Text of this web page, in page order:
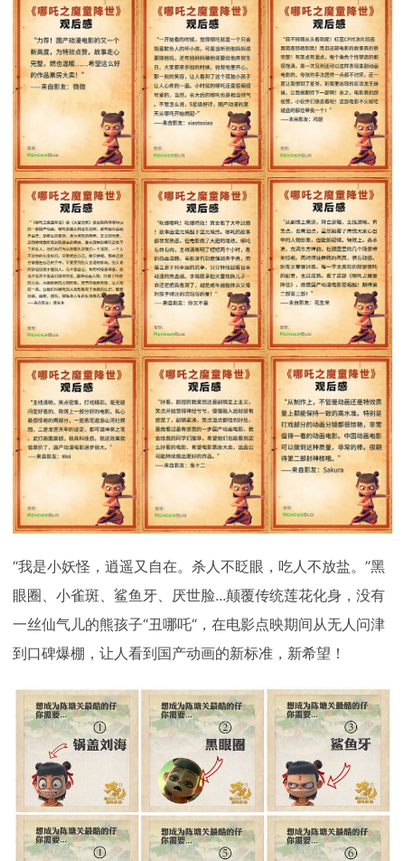
“我是小妖怪，逍遥又自在。杀人不眨眼，吃人不放盐。”黑
眼圈、小雀斑、鲨鱼牙、厌世脸...颠覆传统莲花化身，没有
一丝仙气儿的熊孩子“丑哪吒“，在电影点映期间从无人问津
到口碑爆棚，让人看到国产动画的新标准，新希望！